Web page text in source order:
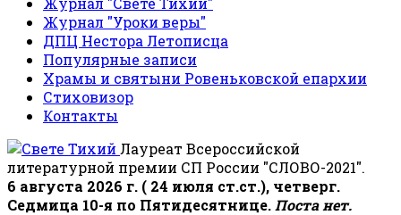
Журнал "Уроки веры"
ДПЦ Нестора Летописца
Популярные записи
Храмы и святыни Ровеньковской епархии
Стиховизор
Контакты
Лауреат Всероссийской
литературной премии СП России "СЛОВО-2021".
6 августа 2026 г. ( 24 июля ст.ст.), четверг.
Седмица 10-я по Пятидесятнице. Поста нет.